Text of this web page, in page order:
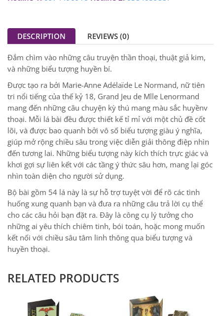
Địa chỉ:166 Tôn Đức Thắng, Quận Đống Đa, Hà Nội
Hotline 1: 0974496916 Hotline 2: 0384059887
DESCRIPTION REVIEWS (0)
Đắm chìm vào những câu truyện thần thoại, thuật giả kim,
và những biểu tượng huyền bí.
Được tạo ra bởi Marie-Anne Adélaïde Le Normand, nữ tiên
tri nổi tiếng của thế kỷ 18, Grand Jeu de Mlle Lenormand
mang đến những câu chuyện kỳ thú mang màu sắc huyềnv
thoại. Mỗi lá bài đều được thiết kế tỉ mỉ với một chủ đề cốt
lõi, và được bao quanh bởi vô số biểu tượng giàu ý nghĩa,
giúp mở rộng chiều sâu trong việc diễn giải thông điệp nhìn
đến tương lai. Những biểu tượng này kích thích trực giác và
khơi gợi sự liên kết với các tầng ý thức sâu hơn, mang lại góc
nhìn toàn diện cho người sử dụng.
Bộ bài gồm 54 lá này là sự hỗ trợ tuyệt vời để rõ các tình
huống xung quanh bạn và đưa ra những câu trả lời cụ thể
những ai yêu thích chiêm tinh, bói toán, hoặc mong muốn
kết nối với chiều sâu tâm linh thông qua biểu tượng và